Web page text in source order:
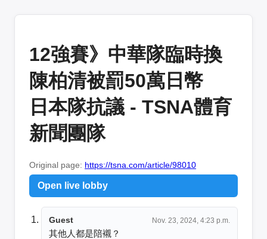
12強賽》中華隊臨時換
陳柏清被罰50萬日幣
日本隊抗議 - TSNA體育
新聞團隊
Original page: https://tsna.com/article/98010
Open live lobby
Guest Nov. 23, 2024, 4:23 p.m.
其他人都是陪襯？